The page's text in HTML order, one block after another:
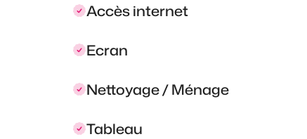
Accès internet
Ecran
Nettoyage / Ménage
Tableau